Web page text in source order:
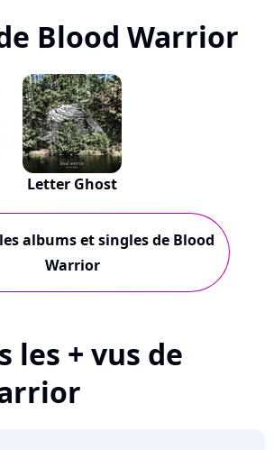
Blood Warrior
Letter Ghost
albums et singles de Blood
Warrior
les + vus de